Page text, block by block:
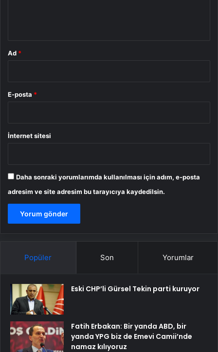
Ad *
E-posta *
İnternet sitesi
Daha sonraki yorumlarımda kullanılması için adım, e-posta
adresim ve site adresim bu tarayıcıya kaydedilsin.
Popüler Son Yorumlar
Eski CHP’li Gürsel Tekin parti kuruyor
Fatih Erbakan: Bir yanda ABD, bir
yanda YPG biz de Emevi Camii’nde
namaz kılıyoruz